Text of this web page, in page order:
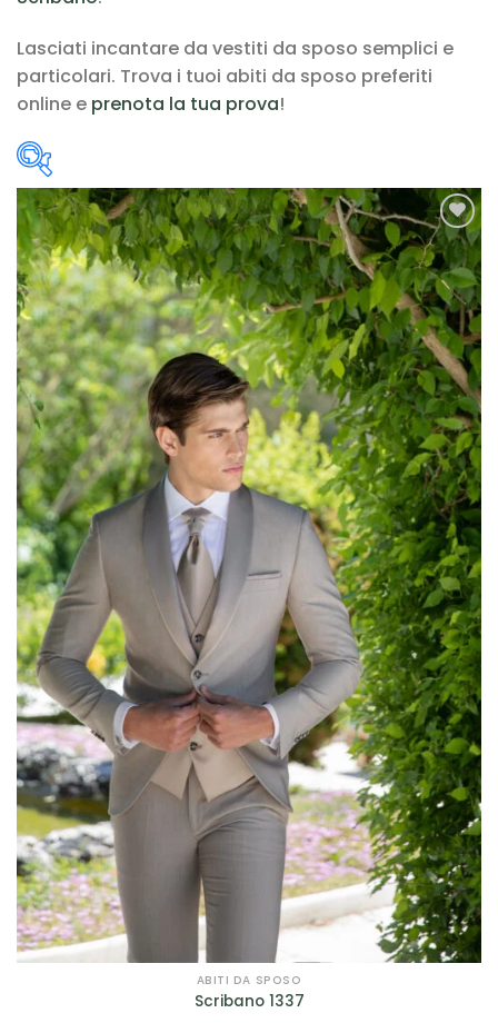
Lasciati incantare da vestiti da sposo semplici e
particolari. Trova i tuoi abiti da sposo preferiti
online e prenota la tua prova!
Scegli la Categoria
boho(12)
contemporary(25)
Curvy(9)
romantic (75)
Scegli il tuo Stile
A line(6)
colonna (2)
corto
principessa (46)
scivolato (29)
sirena (26)
tuta
Filtra per Scollatura
Filtra per Scollatura
Filtra per Manica
AGGIUNGI
ALLA TUA
LISTA DEI
DESIDERI
ABITI DA SPOSO
Scribano 1337